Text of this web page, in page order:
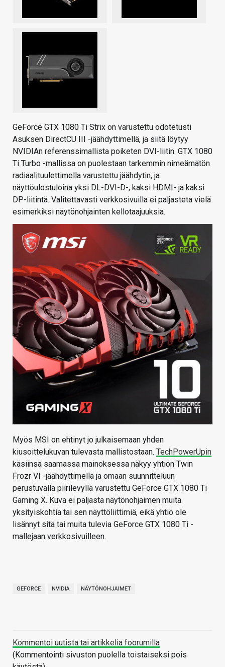
GeForce GTX 1080 Ti Strix on varustettu odotetusti
Asuksen DirectCU III -jäähdyttimellä, ja siitä löytyy
NVIDIAn referenssimallista poiketen DVI-liitin. GTX 1080
Ti Turbo -mallissa on puolestaan tarkemmin nimeämätön
radiaalituulettimella varustettu jäähdytin, ja
näyttöulostuloina yksi DL-DVI-D-, kaksi HDMI- ja kaksi
DP-liitintä. Valitettavasti verkkosivuilla ei paljasteta vielä
esimerkiksi näytönohjainten kellotaajuuksia.
Myös MSI on ehtinyt jo julkaisemaan yhden
kiusoittelukuvan tulevasta mallistostaan. TechPowerUpin
käsiinsä saamassa mainoksessa näkyy yhtiön Twin
Frozr VI -jäähdyttimellä ja omaan suunnitteluun
perustuvalla piirilevyllä varustettu GeForce GTX 1080 Ti
Gaming X. Kuva ei paljasta näytönohjaimen muita
yksityiskohtia tai sen näyttöliittimiä, eikä yhtiö ole
lisännyt sitä tai muita tulevia GeForce GTX 1080 Ti -
mallejaan verkkosivuilleen.
GEFORCE NVIDIA NÄYTÖNOHJAIMET
Kommentoi uutista tai artikkelia foorumilla
(Kommentointi sivuston puolella toistaiseksi pois